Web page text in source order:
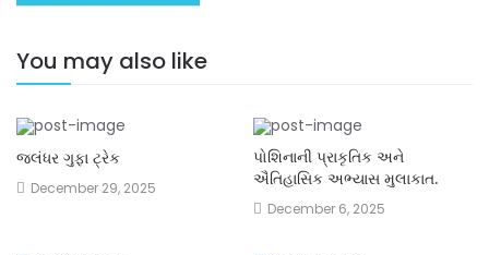
You may also like
જલંધર ગુફા ટ્રેક
December 29, 2025
પોશિનાની પ્રાકૃતિક અને
ઐતિહાસિક અભ્યાસ મુલાકાત.
December 6, 2025